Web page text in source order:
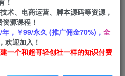
文
安装项目2.0每天轻松收入
术、电商运营、脚本源码等资源，
源课程！
年，￥99/永久 (推广佣金70%)， 全
欢迎加入！
一个和超哥轻创社一样的知识付费